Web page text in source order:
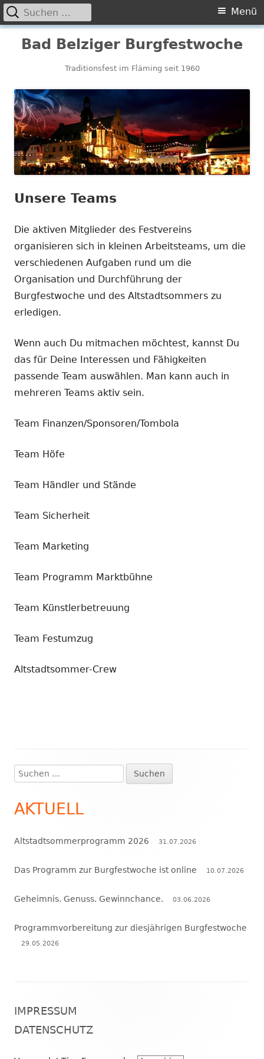
Springe
Bad Belziger Burgfestwoche
Traditionsfest im Fläming seit 1960
Primäres
Menü
Menü
Suchen
nach:
Unsere Teams
Die aktiven Mitglieder des Festvereins
organisieren sich in kleinen Arbeitsteams, um die
verschiedenen Aufgaben rund um die
Organisation und Durchführung der
Burgfestwoche und des Altstadtsommers zu
erledigen.
Wenn auch Du mitmachen möchtest, kannst Du
das für Deine Interessen und Fähigkeiten
passende Team auswählen. Man kann auch in
mehreren Teams aktiv sein.
Team Finanzen/Sponsoren/Tombola
Team Höfe
Team Händler und Stände
Team Sicherheit
Team Marketing
Team Programm Marktbühne
Team Künstlerbetreuung
Team Festumzug
Altstadtsommer-Crew
Haupt-
Seitenleiste
Suchen
nach:
AKTUELL
Altstadtsommerprogramm 2026 31.07.2026
Das Programm zur Burgfestwoche ist online 10.07.2026
Geheimnis. Genuss. Gewinnchance. 03.06.2026
Programmvorbereitung zur diesjährigen Burgfestwoche
29.05.2026
Inhalt
IMPRESSUM
DATENSCHUTZ